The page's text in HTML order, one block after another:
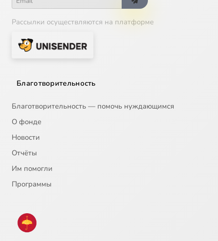
Рассылки осуществляются на платформе
Благотворительность
Благотворительность — помочь нуждающимся
О фонде
Новости
Отчёты
Им помогли
Программы